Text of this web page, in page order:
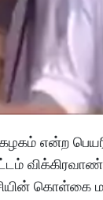
என்ற
கொள்கை